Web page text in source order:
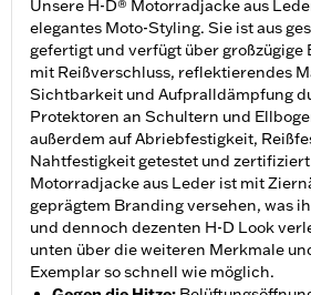
Unsere H-D® Motorradjacke aus
elegantes Moto-Styling. Sie ist aus
gefertigt und verfügt über großzügige
mit Reißverschluss, reflektierendes
Sichtbarkeit und Aufpralldämpfung
Protektoren an Schultern und
außerdem auf Abriebfestigkeit,
Nahtfestigkeit getestet und
Motorradjacke aus Leder ist mit
geprägtem Branding versehen, was
und dennoch dezenten H-D Look
unten über die weiteren Merkmale
Exemplar so schnell wie möglich.